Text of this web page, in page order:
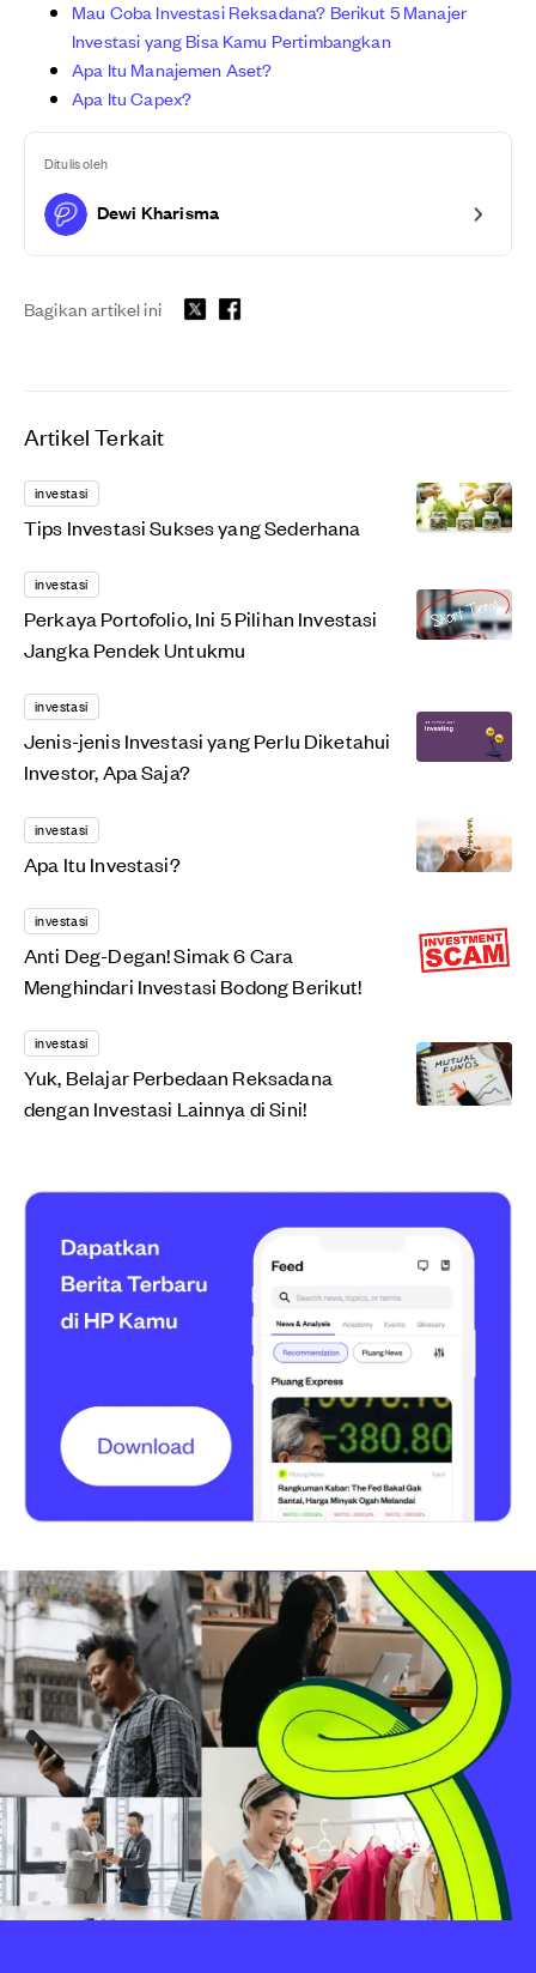
Mau Coba Investasi Reksadana? Berikut 5 Manajer
Investasi yang Bisa Kamu Pertimbangkan
Apa Itu Manajemen Aset?
Apa Itu Capex?
Ditulis oleh
Dewi Kharisma
Bagikan artikel ini
Artikel Terkait
investasi
Tips Investasi Sukses yang Sederhana
investasi
Perkaya Portofolio, Ini 5 Pilihan Investasi
Jangka Pendek Untukmu
investasi
Jenis-jenis Investasi yang Perlu Diketahui
Investor, Apa Saja?
investasi
Apa Itu Investasi?
investasi
Anti Deg-Degan! Simak 6 Cara
Menghindari Investasi Bodong Berikut!
investasi
Yuk, Belajar Perbedaan Reksadana
dengan Investasi Lainnya di Sini!